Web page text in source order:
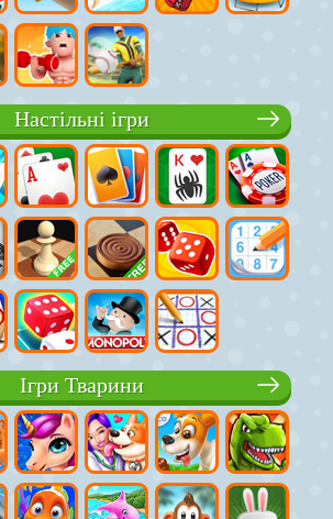
Настільні ігри
Ігри Тварини